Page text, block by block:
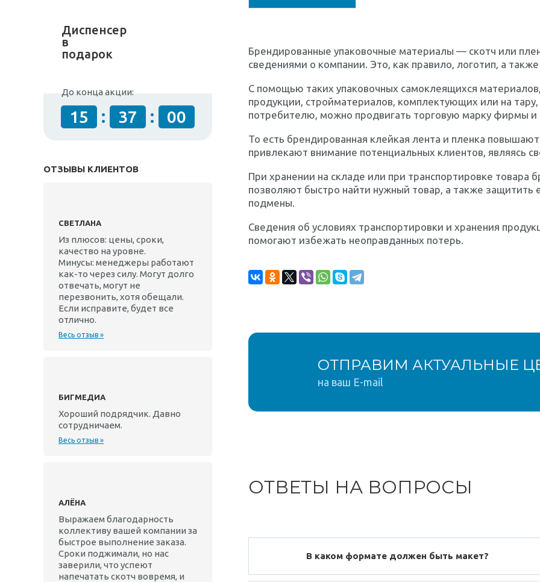
Диспенсер
в
подарок
До конца акции:
15 : 36 : 59
ОТЗЫВЫ КЛИЕНТОВ
СВЕТЛАНА
Из плюсов: цены, сроки,
качество на уровне.
Минусы: менеджеры работают
как-то через силу. Могут долго
отвечать, могут не
перезвонить, хотя обещали.
Если исправите, будет все
отлично.
Весь отзыв »
БИГМЕДИА
Хороший подрядчик. Давно
сотрудничаем.
Весь отзыв »
АЛЁНА
Выражаем благодарность
коллективу вашей компании за
быстрое выполнение заказа.
Сроки поджимали, но нас
заверили, что успеют
напечатать скотч вовремя, и
Брендированные упаковочные материалы — скотч или
сведениями о компании. Это, как правило, логотип, а
С помощью таких упаковочных самоклеящихся
продукции, стройматериалов, комплектующих или на
потребителю, можно продвигать торговую марку фирмы и
То есть брендированная клейкая лента и пленка
привлекают внимание потенциальных клиентов, являясь
При хранении на складе или при транспортировке товара
позволяют быстро найти нужный товар, а также защитить
подмены.
Сведения об условиях транспортировки и хранения
помогают избежать неоправданных потерь.
ОТПРАВИМ АКТУАЛЬНЫЕ
на ваш E-mail
ОТВЕТЫ НА ВОПРОСЫ
В каком формате должен быть макет?